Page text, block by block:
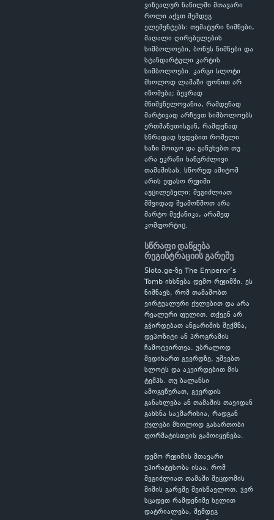
ვიზუალურ ნაწილში მთავარი
როლი აქვთ შემდეგ
ელემენტებს: თემატური ნიშნები,
მაღალი ღირებულების
სიმბოლოები, ბონუს ნიშნები და
სტანდარტული კარტის
სიმბოლოები. კარგი სლოტი
მხოლოდ ლამაზი ფონით არ
იზომება; ბევრად
მნიშვნელოვანია, რამდენად
მარტივად არჩევთ სიმბოლოებს
ერთმანეთისგან, რამდენად
სწრაფად ხვდებით რომელი
ხაზი მოიგო და გაწუხებთ თუ
არა ეკრანი ხანგრძლივი
თამაშისას. სწორედ ამიტომ
არის უფასო რეჟიმი
აუცილებელი: შეგიძლიათ
მშვიდად შეამოწმოთ არა
მარტო მექანიკა, არამედ
კომფორტიც.
სწრაფი დაწყება
რეგისტრაციის გარეშე
Sloto.ge-ზე The Emperor’s
Tomb იხსნება დემო რეჟიმში. ეს
ნიშნავს, რომ თამაშობთ
ვირტუალური ქულებით და არა
რეალური ფულით. თქვენ არ
გჭირდებათ ანგარიშის შექმნა,
დეპოზიტი ან პროგრამის
ჩამოტვირთვა. უბრალოდ
შედიხართ გვერდზე, უშვებთ
სლოტს და აკვირდებით მის
ტემპს. თუ ბალანსი
ამოგეწურათ, გვერდის
განახლება ან თამაშის თავიდან
გახსნა საკმარისია, რადგან
ქულები მხოლოდ გასართობი
ფორმატისთვის გამოიყენება.
დემო რეჟიმის მთავარი
უპირატესობა ისაა, რომ
შეგიძლიათ თამაში შეცდომის
შიშის გარეშე შეისწავლოთ. ჯერ
სცადეთ რამდენიმე ხელით
დატრიალება, შემდეგ